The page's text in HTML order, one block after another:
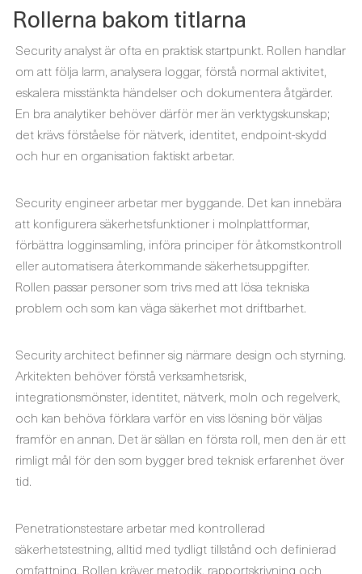
Rollerna bakom titlarna
Security analyst är ofta en praktisk startpunkt. Rollen handlar
om att följa larm, analysera loggar, förstå normal aktivitet,
eskalera misstänkta händelser och dokumentera åtgärder.
En bra analytiker behöver därför mer än verktygskunskap;
det krävs förståelse för nätverk, identitet, endpoint-skydd
och hur en organisation faktiskt arbetar.
Security engineer arbetar mer byggande. Det kan innebära
att konfigurera säkerhetsfunktioner i molnplattformar,
förbättra logginsamling, införa principer för åtkomstkontroll
eller automatisera återkommande säkerhetsuppgifter.
Rollen passar personer som trivs med att lösa tekniska
problem och som kan väga säkerhet mot driftbarhet.
Security architect befinner sig närmare design och styrning.
Arkitekten behöver förstå verksamhetsrisk,
integrationsmönster, identitet, nätverk, moln och regelverk,
och kan behöva förklara varför en viss lösning bör väljas
framför en annan. Det är sällan en första roll, men den är ett
rimligt mål för den som bygger bred teknisk erfarenhet över
tid.
Penetrationstestare arbetar med kontrollerad
säkerhetstestning, alltid med tydligt tillstånd och definierad
omfattning. Rollen kräver metodik, rapportskrivning och